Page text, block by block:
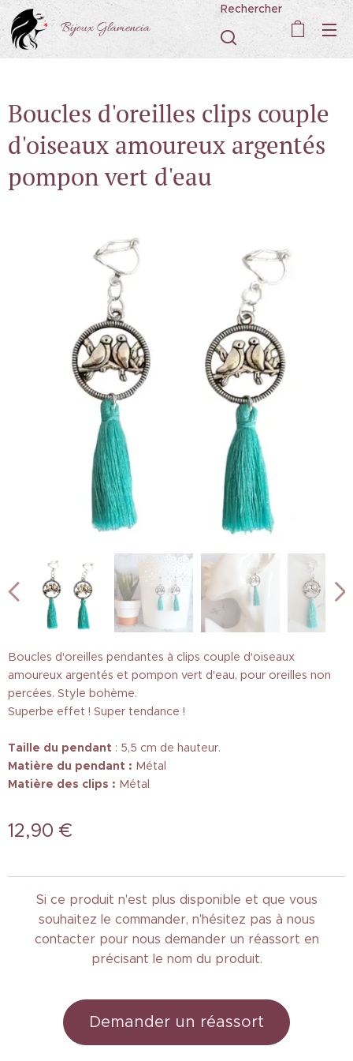
Bijoux Glamencia
Rechercher
Boucles d'oreilles clips couple
d'oiseaux amoureux argentés
pompon vert d'eau
Boucles d'oreilles pendantes à clips couple d'oiseaux
amoureux argentés et pompon vert d'eau, pour oreilles non
percées. Style bohème.
Superbe effet ! Super tendance !
Taille du pendant : 5,5 cm de hauteur.
Matière du pendant : Métal
Matière des clips : Métal
12,90 €
Si ce produit n'est plus disponible et que vous
souhaitez le commander, n'hésitez pas à nous
contacter pour nous demander un réassort en
précisant le nom du produit.
Demander un réassort